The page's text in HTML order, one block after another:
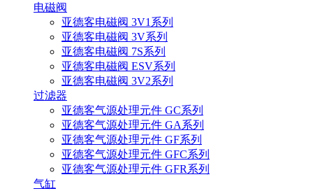
电磁阀
亚德客电磁阀 3V1系列
亚德客电磁阀 3V系列
亚德客电磁阀 7S系列
亚德客电磁阀 ESV系列
亚德客电磁阀 3V2系列
过滤器
亚德客气源处理元件 GC系列
亚德客气源处理元件 GA系列
亚德客气源处理元件 GF系列
亚德客气源处理元件 GFC系列
亚德客气源处理元件 GFR系列
气缸